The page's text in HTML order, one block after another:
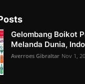
Gelombang Boikot
Melanda Dunia,
Averroes Gibraltar Nov 1,